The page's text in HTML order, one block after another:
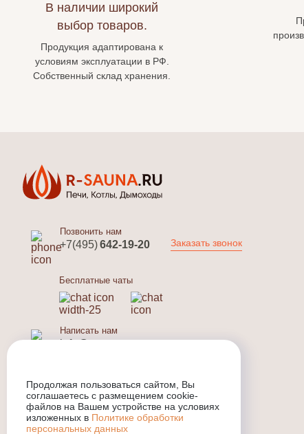
В наличии широкий
выбор товаров.
Продукция адаптирована к
условиям эксплуатации в РФ.
Собственный склад хранения.
Позвонить нам
+7(495)642-19-20 Заказать звонок
Бесплатные чаты
Написать нам
info@r-sauna.ru
info@r-sauna.ru
Продолжая пользоваться сайтом, Вы
соглашаетесь с размещением cookie-
файлов на Вашем устройстве на условиях
изложенных в Политике обработки
персональных данных